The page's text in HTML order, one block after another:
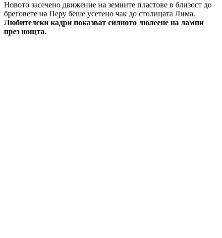
Новото засечено движение на земните пластове в близост до
бреговете на Перу беше усетено чак до столицата Лима.
Любителски кадри показват силното люлеене на лампи
през нощта.